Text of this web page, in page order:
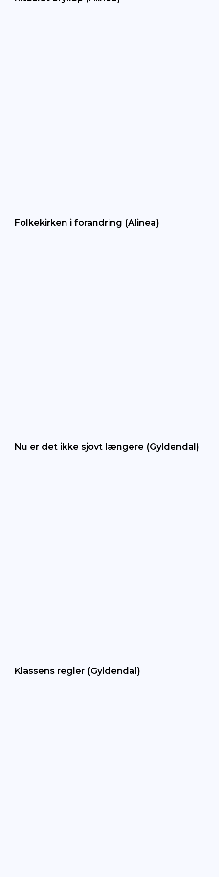
Folkekirken i forandring (Alinea)
Nu er det ikke sjovt længere (Gyldendal)
Klassens regler (Gyldendal)